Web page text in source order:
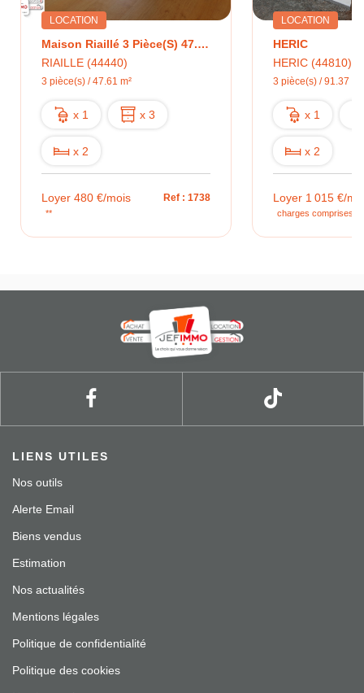
LOCATION
Maison Riaillé 3 Pièce(s) 47.61 M2
RIAILLE (44440)
3 pièce(s) / 47.61 m²
x 1 x 3
x 2
Loyer 480 €/mois
**
Ref : 1738
LOCATION
HERIC
HERIC (44810)
3 pièce(s) / 91.37 m²
x 1
x 2
Loyer 1 015 €/
charges comprises **
LIENS UTILES
Nos outils
Alerte Email
Biens vendus
Estimation
Nos actualités
Mentions légales
Politique de confidentialité
Politique des cookies